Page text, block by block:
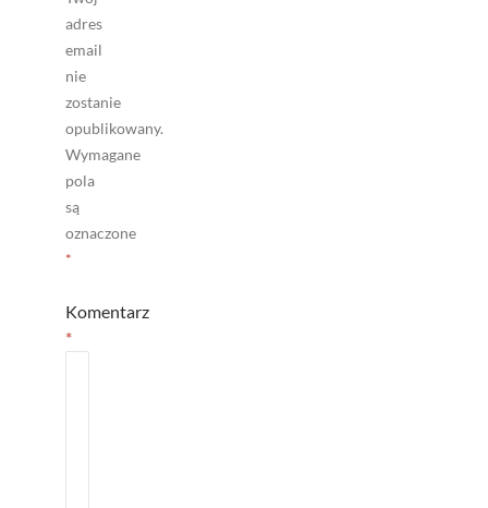
adres
email
nie
zostanie
opublikowany.
Wymagane
pola
są
oznaczone
*
Komentarz
*